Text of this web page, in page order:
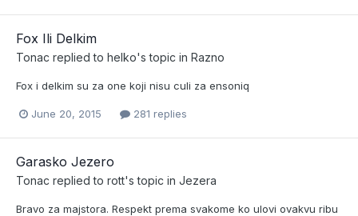
Fox Ili Delkim
Tonac replied to helko's topic in Razno
Fox i delkim su za one koji nisu culi za ensoniq
June 20, 2015 281 replies
Garasko Jezero
Tonac replied to rott's topic in Jezera
Bravo za majstora. Respekt prema svakome ko ulovi ovakvu ribu